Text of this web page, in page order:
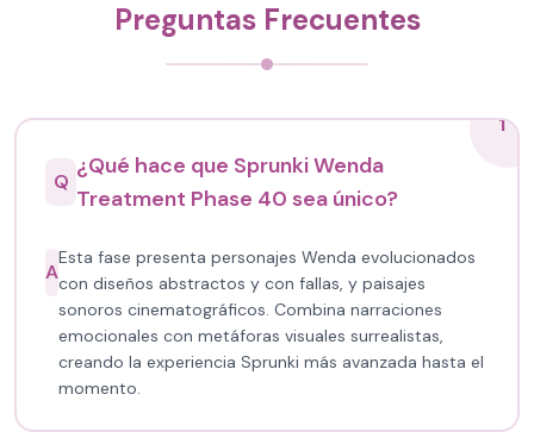
Preguntas Frecuentes
1
Q
¿Qué hace que Sprunki Wenda
Treatment Phase 40 sea único?
A
Esta fase presenta personajes Wenda evolucionados
con diseños abstractos y con fallas, y paisajes
sonoros cinematográficos. Combina narraciones
emocionales con metáforas visuales surrealistas,
creando la experiencia Sprunki más avanzada hasta el
momento.